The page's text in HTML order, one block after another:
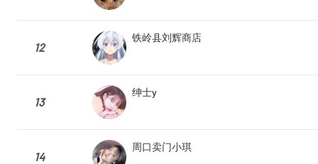
12
铁岭县刘辉商店
13
绅士y
14
周口卖门小琪